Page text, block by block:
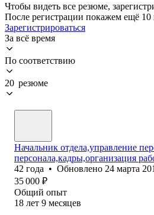
Чтобы видеть все резюме,
После регистрации покажем ещё 10
Зарегистрироваться
За всё время
По соответствию
20 резюме
Начальник отдела,управление
персонала,кадры,организация
42 года • Обновлено 24 марта
35 000 ₽
Общий опыт
18 лет 9 месяцев